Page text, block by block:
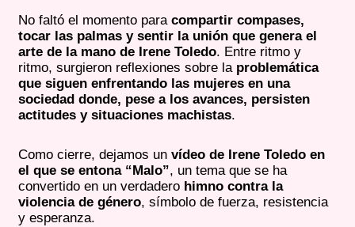
No faltó el momento paracompartir compases,
tocar las palmas y sentir la unión que genera el
arte de la mano de Irene Toledo. Entre ritmo y
ritmo, surgieron reflexiones sobre la problemática
que siguen enfrentando las mujeres en una
sociedad donde, pese a los avances, persisten
actitudes y situaciones machistas.
Como cierre, dejamos unvídeo de Irene Toledo en
el que se entona “Malo”, un tema que se ha
convertido en un verdadero himno contra la
violencia de género, símbolo de fuerza, resistencia
y esperanza.